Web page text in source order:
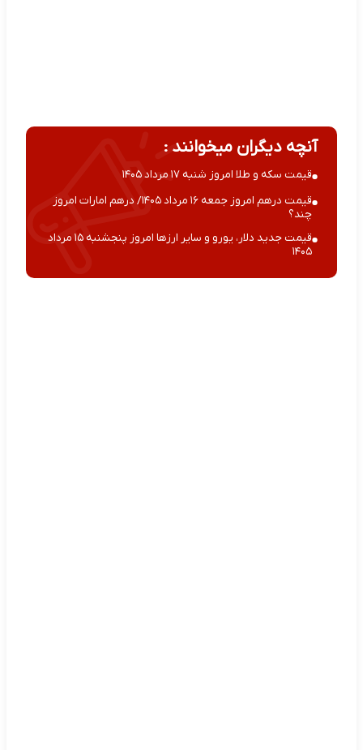
آنچه دیگران میخوانند :
قیمت سکه و طلا امروز شنبه ۱۷ مرداد ۱۴۰۵
قیمت درهم امروز جمعه ۱۶ مرداد ۱۴۰۵/ درهم امارات امروز
چند؟
قیمت جدید دلار، یورو و سایر ارزها امروز پنجشنبه ۱۵ مرداد
۱۴۰۵